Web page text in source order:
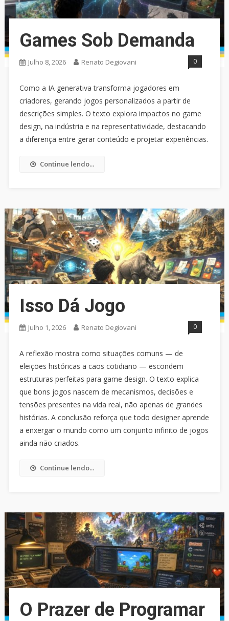
Games Sob Demanda
Julho 8, 2026 Renato Degiovani 0
Como a IA generativa transforma jogadores em
criadores, gerando jogos personalizados a partir de
descrições simples. O texto explora impactos no game
design, na indústria e na representatividade, destacando
a diferença entre gerar conteúdo e projetar experiências.
Continue lendo...
Isso Dá Jogo
Julho 1, 2026 Renato Degiovani 0
A reflexão mostra como situações comuns — de
eleições históricas a caos cotidiano — escondem
estruturas perfeitas para game design. O texto explica
que bons jogos nascem de mecanismos, decisões e
tensões presentes na vida real, não apenas de grandes
histórias. A conclusão reforça que todo designer aprende
a enxergar o mundo como um conjunto infinito de jogos
ainda não criados.
Continue lendo...
O Prazer de Programar